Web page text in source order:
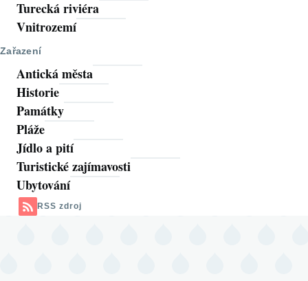
Turecká riviéra
Vnitrozemí
Zařazení
Antická města
Historie
Památky
Pláže
Jídlo a pití
Turistické zajímavosti
Ubytování
RSS zdroj